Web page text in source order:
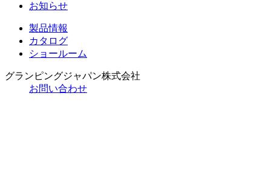
お知らせ
製品情報
カタログ
ショールーム
グランピングジャパン株式会社
お問い合わせ